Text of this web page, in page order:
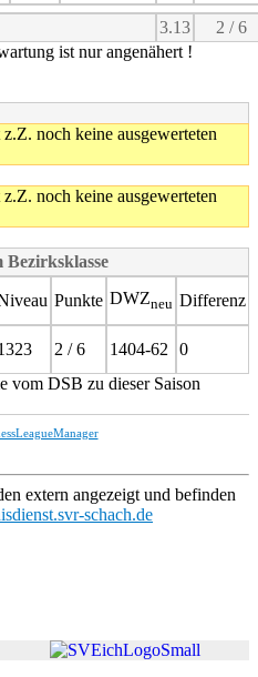
3.13
2 / 6
ist nur angenähert !
noch keine ausgewerteten
noch keine ausgewerteten
Bezirksklasse
Punkte DWZneu Differenz
2 / 6 1404-62
0
vom DSB zu dieser Saison
extern angezeigt und befinden
schach.de